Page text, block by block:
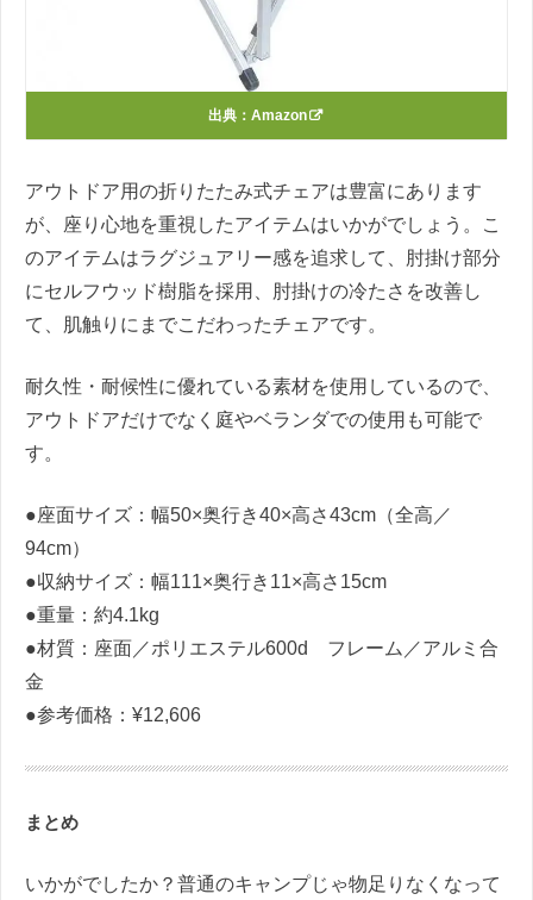
出典： Amazon
アウトドア用の折りたたみ式チェアは豊富にあります
が、座り心地を重視したアイテムはいかがでしょう。こ
のアイテムはラグジュアリー感を追求して、肘掛け部分
にセルフウッド樹脂を採用、肘掛けの冷たさを改善し
て、肌触りにまでこだわったチェアです。
耐久性・耐候性に優れている素材を使用しているので、
アウトドアだけでなく庭やベランダでの使用も可能で
す。
●座面サイズ：幅50×奥行き40×高さ43cm（全高／
94cm）
●収納サイズ：幅111×奥行き11×高さ15cm
●重量：約4.1kg
●材質：座面／ポリエステル600d フレーム／アルミ合
金
●参考価格：¥12,606
まとめ
いかがでしたか？普通のキャンプじゃ物足りなくなって